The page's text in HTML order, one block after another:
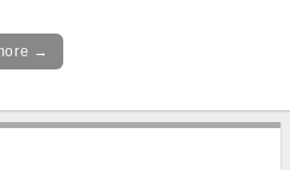
→